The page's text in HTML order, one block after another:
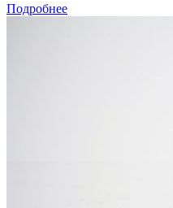
Подробнее